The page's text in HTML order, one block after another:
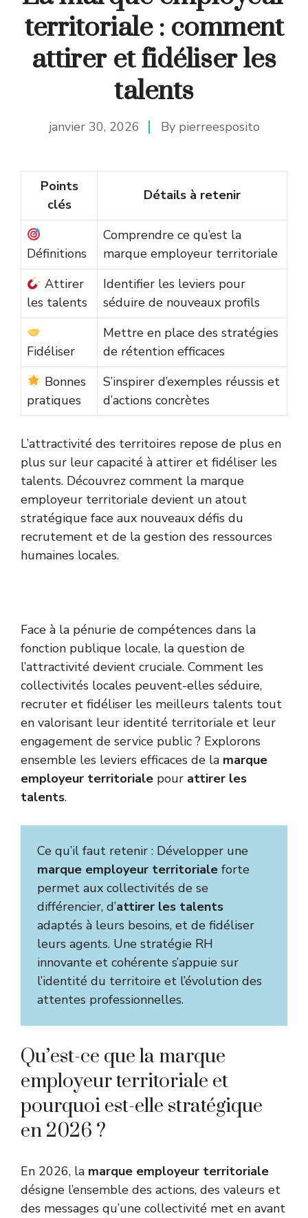
territoriale : comment
attirer et fidéliser les
talents
janvier 30, 2026 By pierreesposito
Points
clés
Détails à retenir
Définitions
Comprendre ce qu’est la
marque employeur territoriale
Attirer
les talents
Identifier les leviers pour
séduire de nouveaux profils
Fidéliser
Mettre en place des stratégies
de rétention efficaces
Bonnes
pratiques
S’inspirer d’exemples réussis et
d’actions concrètes
L’attractivité des territoires repose de plus en
plus sur leur capacité à attirer et fidéliser les
talents. Découvrez comment la marque
employeur territoriale devient un atout
stratégique face aux nouveaux défis du
recrutement et de la gestion des ressources
humaines locales.
Face à la pénurie de compétences dans la
fonction publique locale, la question de
l’attractivité devient cruciale. Comment les
collectivités locales peuvent-elles séduire,
recruter et fidéliser les meilleurs talents tout
en valorisant leur identité territoriale et leur
engagement de service public ? Explorons
ensemble les leviers efficaces de la marque
employeur territoriale pour attirer les
talents.
Ce qu’il faut retenir : Développer une
marque employeur territoriale forte
permet aux collectivités de se
différencier, d’attirer les talents
adaptés à leurs besoins, et de fidéliser
leurs agents. Une stratégie RH
innovante et cohérente s’appuie sur
l’identité du territoire et l’évolution des
attentes professionnelles.
Qu’est-ce que la marque
employeur territoriale et
pourquoi est-elle stratégique
en 2026 ?
En 2026, la marque employeur territoriale
désigne l’ensemble des actions, des valeurs et
des messages qu’une collectivité met en avant